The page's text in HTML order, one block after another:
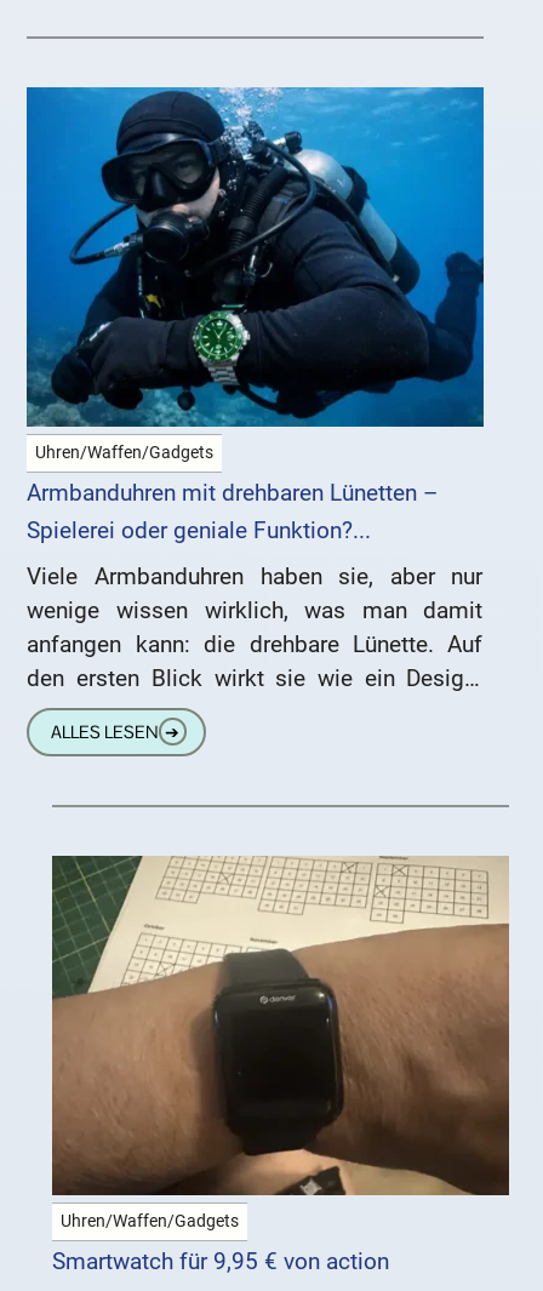
Uhren/Waffen/Gadgets
Armbanduhren mit drehbaren Lünetten –
Spielerei oder geniale Funktion?...
Viele Armbanduhren haben sie, aber nur
wenige wissen wirklich, was man damit
anfangen kann: die drehbare Lünette. Auf
den ersten Blick wirkt sie wie ein Design-
Element. Ein bisschen Zierde, ein
ALLES LESEN ➔
Uhren/Waffen/Gadgets
Smartwatch für 9,95 € von action